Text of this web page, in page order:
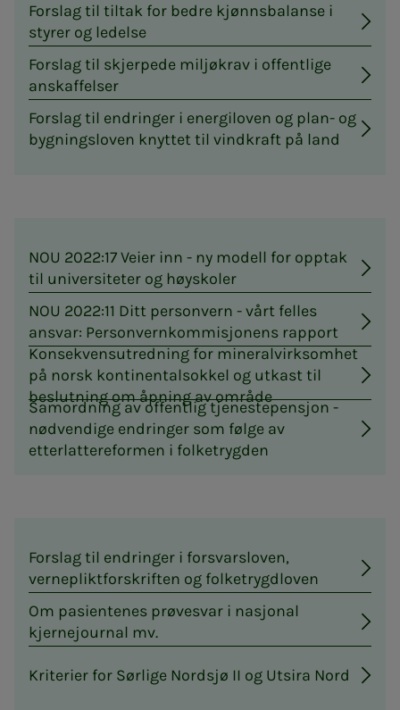
Forslag til tiltak for bedre kjønnsbalanse i
styrer og ledelse
Forslag til skjerpede miljøkrav i offentlige
anskaffelser
Forslag til endringer i energiloven og plan- og
bygningsloven knyttet til vindkraft på land
NOU 2022:17 Veier inn - ny modell for opptak
til universiteter og høyskoler
NOU 2022:11 Ditt personvern - vårt felles
ansvar: Personvernkommisjonens rapport
Konsekvensutredning for mineralvirksomhet
på norsk kontinentalsokkel og utkast til
beslutning om åpning av område
Samordning av offentlig tjenestepensjon -
nødvendige endringer som følge av
etterlattereformen i folketrygden
Forslag til endringer i forsvarsloven,
vernepliktforskriften og folketrygdloven
Om pasientenes prøvesvar i nasjonal
kjernejournal mv.
Kriterier for Sørlige Nordsjø II og Utsira Nord